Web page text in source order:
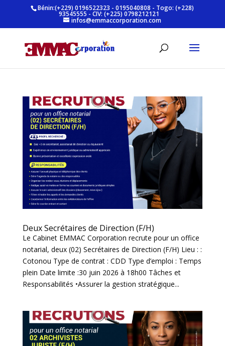
Bénin:(+229) 0196522323 - 0195040808 - Togo: (+228)
93545555 - CIV: (+225) 0798212121
infos@emmaccorporation.com
Deux Secrétaires de Direction (F/H)
Le Cabinet EMMAC Corporation recrute pour un office
notarial, deux (02) Secrétaires de Direction (F/H) Lieu : :
Cotonou Type de contrat : CDD Type d’emploi : Temps
plein Date limite :30 juin 2026 à 18h00 Tâches et
Responsabilités •Assurer la gestion stratégique...